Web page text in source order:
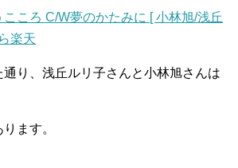
ころ C/W夢のかたみに [ 小林旭/浅丘
楽天
り、浅丘ルリ子さんと小林旭さんは
ます。